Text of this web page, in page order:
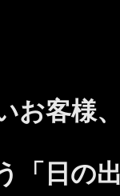
お客様
「日の